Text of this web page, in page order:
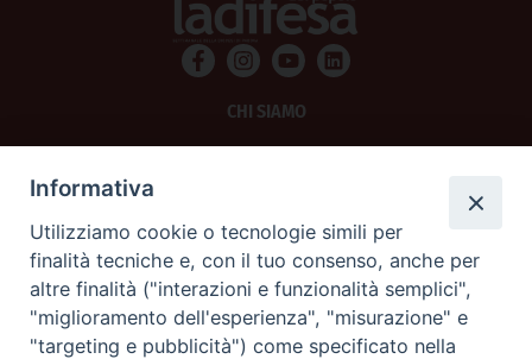
CHI SIAMO
SCRIVICI
La Difesa srl - P.iva 05125420280
La Difesa del Popolo percepisce i contributi pubblici all'editoria.
Informativa
Utilizziamo cookie o tecnologie simili per
finalità tecniche e, con il tuo consenso, anche per
altre finalità ("interazioni e funzionalità semplici",
"miglioramento dell'esperienza", "misurazione" e
"targeting e pubblicità") come specificato nella